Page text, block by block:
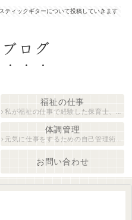
ティックギターについて投稿していきます
ログ
福祉の仕事
私が福祉の仕事で経験した保育士、障がい者生活支援員について紹介します。
体調管理
元気に仕事をするための自己管理術について説明します。
お問い合わせ